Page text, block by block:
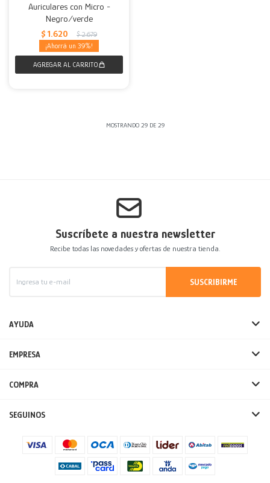
Auriculares con Micro -
Negro/verde
$ 1.620 $ 2.679
39
MOSTRANDO 29DE 29
Suscríbete a nuestra newsletter
Recibe todas las novedades y ofertas de nuestra tienda.
SUSCRIBIRME
AYUDA
EMPRESA
COMPRA
SEGUINOS